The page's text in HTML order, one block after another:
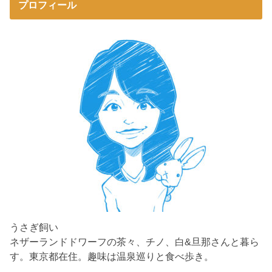
プロフィール
うさぎ飼い
ネザーランドドワーフの茶々、チノ、白&旦那さんと暮ら
す。東京都在住。趣味は温泉巡りと食べ歩き。